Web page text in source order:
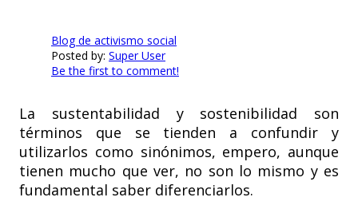
Blog de activismo social
Posted by: Super User
Be the first to comment!
La sustentabilidad y sostenibilidad son
términos que se tienden a confundir y
utilizarlos como sinónimos, empero, aunque
tienen mucho que ver, no son lo mismo y es
fundamental saber diferenciarlos.